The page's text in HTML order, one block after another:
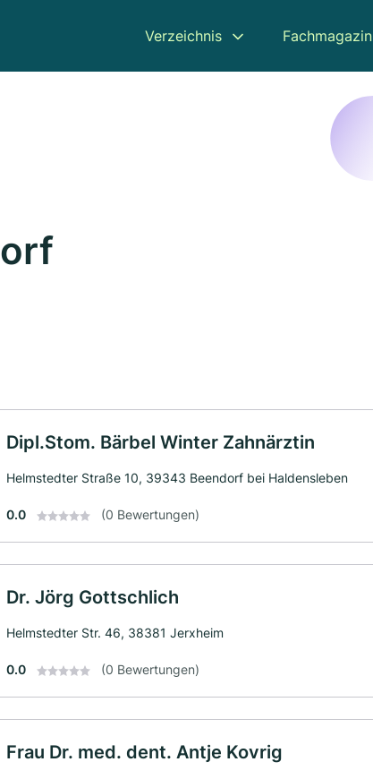
Verzeichnis Fachmagazin
Dipl.Stom. Bärbel Winter Zahnärztin
Helmstedter Straße 10, 39343 Beendorf bei Haldensleben
0.0 (0 Bewertungen)
Dr. Jörg Gottschlich
Helmstedter Str. 46, 38381 Jerxheim
0.0 (0 Bewertungen)
Frau Dr. med. dent. Antje Kovrig